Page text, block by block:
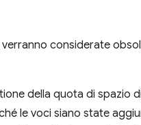
considerate
della quota di spazio
le voci siano state